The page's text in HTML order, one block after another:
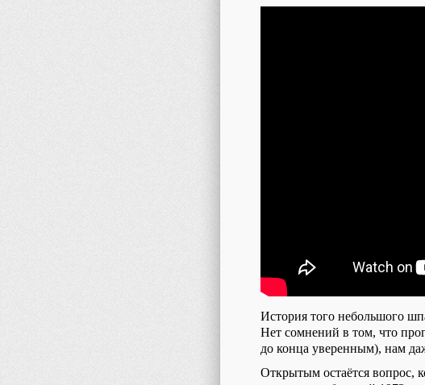
История того небольшого
Нет сомнений в том, что
до конца уверенным), нам
Открытым остаётся вопрос,